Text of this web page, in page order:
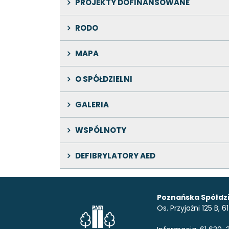
PROJEKTY DOFINANSOWANE
RODO
MAPA
O SPÓŁDZIELNI
GALERIA
WSPÓLNOTY
DEFIBRYLATORY AED
Poznańska
Os. Przyjaźni 125 B,